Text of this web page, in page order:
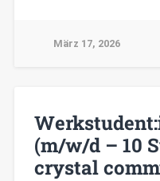
März 17, 2026
(m/w/d – 10
crystal